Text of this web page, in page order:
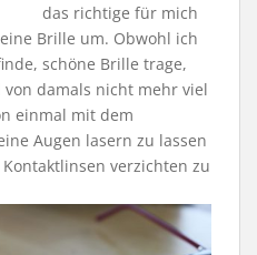
das richtige für mich
Brille um. Obwohl ich
schöne Brille trage,
damals nicht mehr viel
einmal mit dem
Augen lasern zu lassen
verzichten zu